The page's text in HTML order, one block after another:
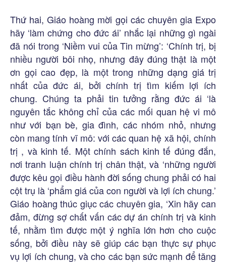
Thứ hai, Giáo hoàng mời gọi các chuyên gia Expo
hãy ‘làm chứng cho đức ái’ nhắc lại những gì ngài
đã nói trong ‘Niềm vui của Tin mừng’: ‘Chính trị, bị
nhiều người bôi nhọ, nhưng đây đúng thật là một
ơn gọi cao đẹp, là một trong những dạng giá trị
nhất của đức ái, bởi chính trị tìm kiếm lợi ích
chung. Chúng ta phải tin tưởng rằng đức ái ‘là
nguyên tắc không chỉ của các mối quan hệ vi mô
như với bạn bè, gia đình, các nhóm nhỏ, nhưng
còn mang tính vĩ mô: với các quan hệ xã hội, chính
trị , và kinh tế. Một chính sách kinh tế đúng đắn,
nơi tranh luận chính trị chân thật, và ‘những người
được kêu gọi điều hành đời sống chung phải có hai
cột trụ là ‘phẩm giá của con người và lợi ích chung.’
Giáo hoàng thúc giục các chuyên gia, ‘Xin hãy can
đảm, đừng sợ chất vấn các dự án chính trị và kinh
tế, nhằm tìm được một ý nghĩa lớn hơn cho cuộc
sống, bởi điều này sẽ giúp các bạn thực sự phục
vụ lợi ích chung, và cho các bạn sức mạnh để tăng